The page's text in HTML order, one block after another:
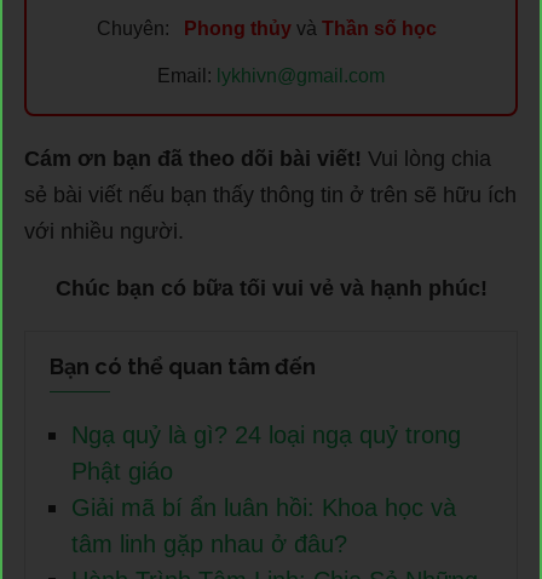
Chuyên: Phong thủyvà Thần số học
Email: lykhivn@gmail.com
Cám ơn bạn đã theo dõi bài viết! Vui lòng chia
sẻ bài viết nếu bạn thấy thông tin ở trên sẽ hữu ích
với nhiều người.
Chúc bạn có bữa tối vui vẻ và hạnh phúc!
Bạn có thể quan tâm đến
Ngạ quỷ là gì? 24 loại ngạ quỷ trong
Phật giáo
Giải mã bí ẩn luân hồi: Khoa học và
tâm linh gặp nhau ở đâu?